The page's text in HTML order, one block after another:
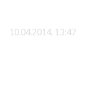
10.04.2014, 13:47